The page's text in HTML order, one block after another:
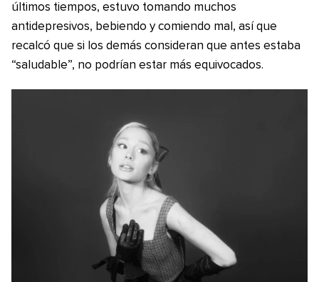
últimos tiempos, estuvo tomando muchos
antidepresivos, bebiendo y comiendo mal, así que
recalcó que si los demás consideran que antes estaba
“saludable”, no podrían estar más equivocados.